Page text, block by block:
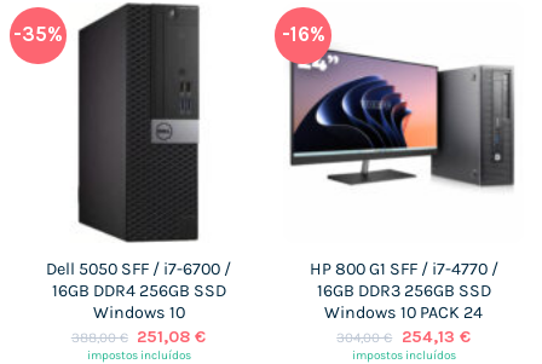
-35%
Dell 5050 SFF / i7-6700 /
16GB DDR4 256GB SSD
Windows 10
388,00€ O
preço
251,08€O
impostos incluídos
-16%
HP 800 G1 SFF / i7-4770 /
16GB DDR3 256GB SSD
Windows 10 PACK 24
304,00€
O
preço
254,13 €O
impostos incluídos